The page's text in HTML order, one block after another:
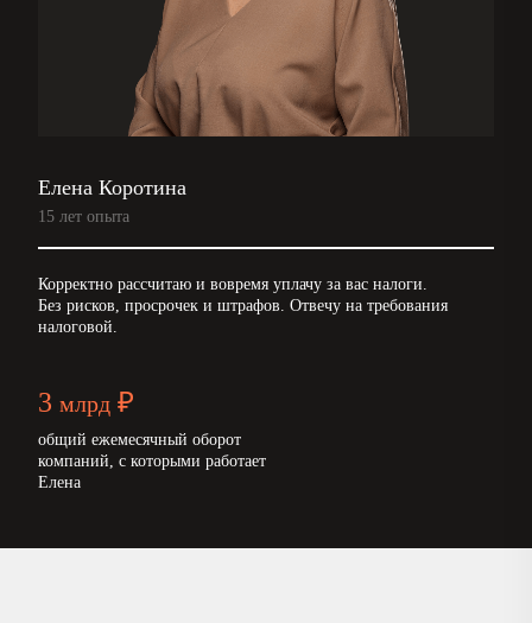
Елена Коротина
15 лет опыта
Корректно рассчитаю и вовремя уплачу за вас налоги.
Без рисков, просрочек и штрафов. Отвечу на требования
налоговой.
3 млрд ₽
общий ежемесячный оборот
компаний, с которыми работает
Елена